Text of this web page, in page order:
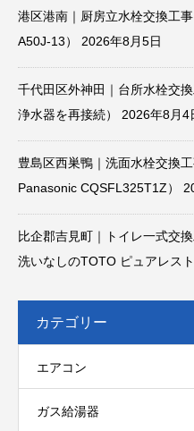
港区港南｜厨房立水栓交換工
A50J-13）
2026年8月5日
千代田区外神田｜台所水栓交
浄水器を再接続）
2026年8月4
豊島区西巣鴨｜洗面水栓交換
Panasonic CQSFL325T1Z）
比企郡吉見町｜トイレ一式交
洗いなしのTOTO ピュアレスト
カテゴリー
エアコン
ガス給湯器